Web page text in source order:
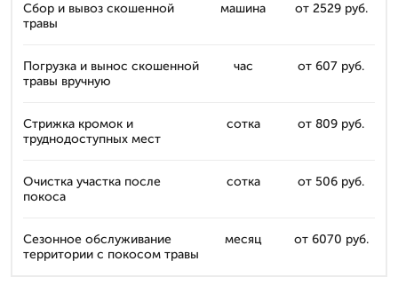
Сбор и вывоз скошенной
травы
машина от 2529 руб.
Погрузка и вынос скошенной
травы вручную
час от 607 руб.
Стрижка кромок и
труднодоступных мест
сотка от 809 руб.
Очистка участка после
покоса
сотка от 506 руб.
Сезонное обслуживание
территории с покосом травы
месяц от 6070 руб.